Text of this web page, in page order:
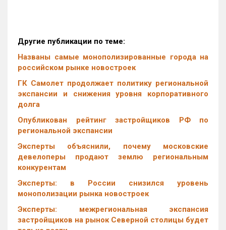
Другие публикации по теме:
Названы самые монополизированные города на
российском рынке новостроек
ГК Самолет продолжает политику региональной
экспансии и снижения уровня корпоративного
долга
Опубликован рейтинг застройщиков РФ по
региональной экспансии
Эксперты объяснили, почему московские
девелоперы продают землю региональным
конкурентам
Эксперты: в России снизился уровень
монополизации рынка новостроек
Эксперты: межрегиональная экспансия
застройщиков на рынок Северной столицы будет